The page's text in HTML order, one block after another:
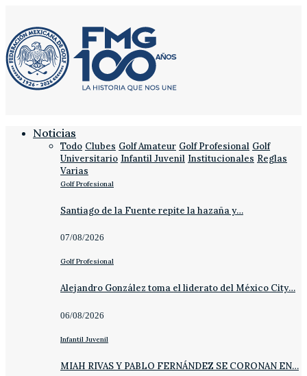
Noticias
Todo Clubes Golf Amateur Golf Profesional Golf
Universitario Infantil Juvenil Institucionales Reglas
Varias
Golf Profesional
Santiago de la Fuente repite la hazaña y…
07/08/2026
Golf Profesional
Alejandro González toma el liderato del México City…
06/08/2026
Infantil Juvenil
MIAH RIVAS Y PABLO FERNÁNDEZ SE CORONAN EN…